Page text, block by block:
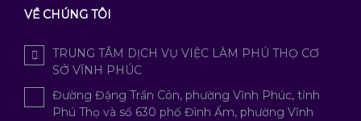
VỀ CHÚNG TÔI
TRUNG TÂM DỊCH VỤ VIỆC LÀM PHÚ THỌ CƠ
SỞ VĨNH PHÚC
Đường Đặng Trần Côn, phường Vĩnh Phúc, tỉnh
Phú Thọ và số 630 phố Đình Ấm, phường Vĩnh